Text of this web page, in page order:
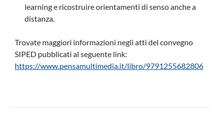
learning e ricostruire orientamenti di senso anche a
distanza.
Trovate maggiori informazioni negli atti del convegno
SIPED pubblicati al seguente link:
https://www.pensamultimedia.it/libro/9791255682806